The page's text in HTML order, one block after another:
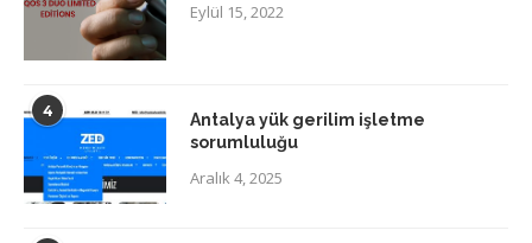
Eylül 15, 2022
4
Antalya yük gerilim işletme
sorumluluğu
Aralık 4, 2025